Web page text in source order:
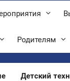
Родителям
Детский